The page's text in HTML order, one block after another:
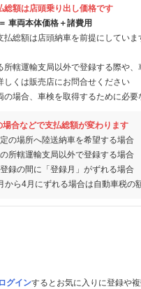
総額は店頭乗り出し価格です
車両本体価格＋諸費用
総額は店頭納車を前提にしてい
轄運輸支局以外で登録する際や
しくは販売店にお問合せください
場合、車検を取得するために必要
場合などで支払総額が変わります
の場所へ陸送納車を希望する場合
所轄運輸支局以外で登録する場合
録の間に「登録月」がずれる場合
から4月にずれる場合は自動車税の
グインするとお気に入りに登録や